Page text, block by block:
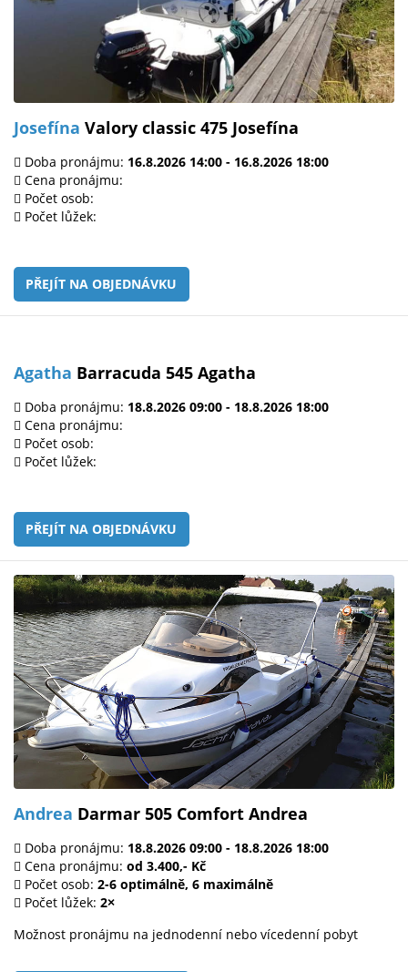
Josefína Valory classic 475 Josefína
Doba pronájmu: 16.8.2026 14:00 - 16.8.2026 18:00
Cena pronájmu:
Počet osob:
Počet lůžek:
PŘEJÍT NA OBJEDNÁVKU
Agatha Barracuda 545 Agatha
Doba pronájmu: 18.8.2026 09:00 - 18.8.2026 18:00
Cena pronájmu:
Počet osob:
Počet lůžek:
PŘEJÍT NA OBJEDNÁVKU
Andrea Darmar 505 Comfort Andrea
Doba pronájmu: 18.8.2026 09:00 - 18.8.2026 18:00
Cena pronájmu: od 3.400,- Kč
Počet osob: 2-6 optimálně, 6 maximálně
Počet lůžek: 2×
Možnost pronájmu na jednodenní nebo vícedenní pobyt